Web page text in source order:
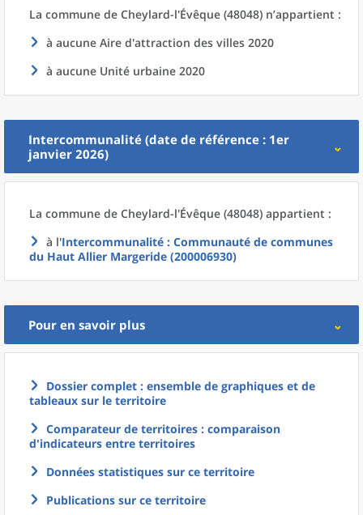
La commune de Cheylard-l'Évêque (48048) n’appartient :
à aucune Aire d'attraction des villes 2020
à aucune Unité urbaine 2020
Intercommunalité (date de référence : 1er
janvier 2026)
La commune de Cheylard-l'Évêque (48048) appartient :
à l'Intercommunalité : Communauté de communes
du Haut Allier Margeride (200006930)
Pour en savoir plus
Dossier complet : ensemble de graphiques et de
tableaux sur le territoire
Comparateur de territoires : comparaison
d'indicateurs entre territoires
Données statistiques sur ce territoire
Publications sur ce territoire